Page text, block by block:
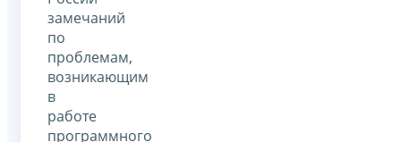
замечаний
по
проблемам,
возникающим
в
работе
программного